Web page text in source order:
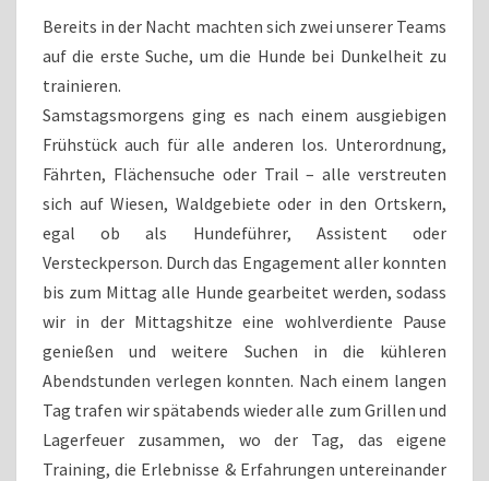
Bereits in der Nacht machten sich zwei unserer Teams
auf die erste Suche, um die Hunde bei Dunkelheit zu
trainieren.
Samstagsmorgens ging es nach einem ausgiebigen
Frühstück auch für alle anderen los. Unterordnung,
Fährten, Flächensuche oder Trail – alle verstreuten
sich auf Wiesen, Waldgebiete oder in den Ortskern,
egal ob als Hundeführer, Assistent oder
Versteckperson. Durch das Engagement aller konnten
bis zum Mittag alle Hunde gearbeitet werden, sodass
wir in der Mittagshitze eine wohlverdiente Pause
genießen und weitere Suchen in die kühleren
Abendstunden verlegen konnten. Nach einem langen
Tag trafen wir spätabends wieder alle zum Grillen und
Lagerfeuer zusammen, wo der Tag, das eigene
Training, die Erlebnisse & Erfahrungen untereinander